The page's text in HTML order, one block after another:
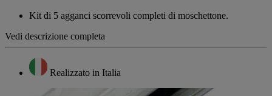
Kit di 5 agganci scorrevoli completi di moschettone.
Vedi descrizione completa
Realizzato in Italia